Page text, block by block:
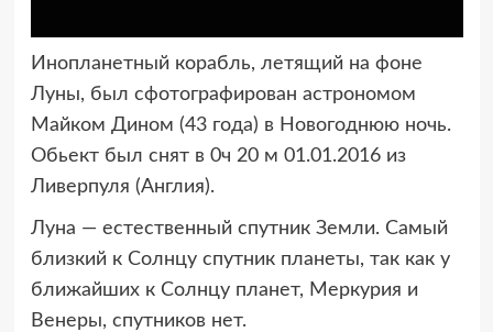
Инопланетный корабль, летящий на фоне
Луны, был сфотографирован астрономом
Майком Дином (43 года) в Новогоднюю ночь.
Обьект был снят в 0ч 20 м 01.01.2016 из
Ливерпуля (Англия).
Луна — естественный спутник Земли. Самый
близкий к Солнцу спутник планеты, так как у
ближайших к Солнцу планет, Меркурия и
Венеры, спутников нет.